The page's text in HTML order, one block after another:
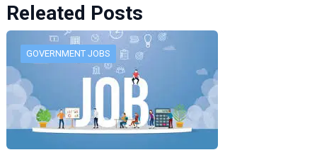
Releated Posts
GOVERNMENT JOBS